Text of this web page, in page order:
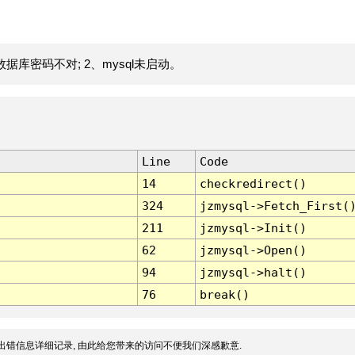
库密码不对; 2、mysql未启动。
Line
Code
14
checkredirect()
324
jzmysql-
211
jzmysql->Init()
62
jzmysql->Open()
94
jzmysql->halt()
76
break()
错信息详细记录, 由此给您带来的访问不便我们深感歉意.